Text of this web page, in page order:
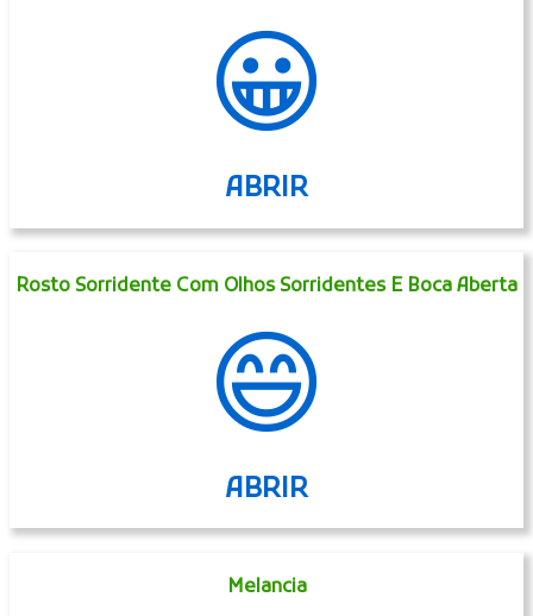
😀
ABRIR
Rosto Sorridente Com Olhos Sorridentes E Boca Aberta
😄
ABRIR
Melancia